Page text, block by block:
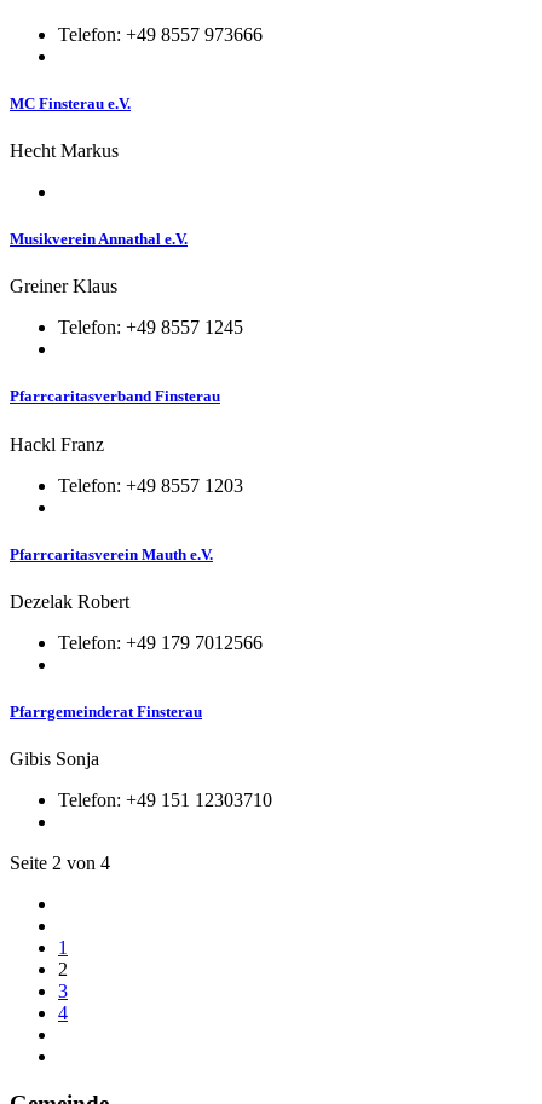
Telefon: +49 8557 973666
MC Finsterau e.V.
Hecht Markus
Musikverein Annathal e.V.
Greiner Klaus
Telefon: +49 8557 1245
Pfarrcaritasverband Finsterau
Hackl Franz
Telefon: +49 8557 1203
Pfarrcaritasverein Mauth e.V.
Dezelak Robert
Telefon: +49 179 7012566
Pfarrgemeinderat Finsterau
Gibis Sonja
Telefon: +49 151 12303710
Seite 2 von 4
1
2
3
4